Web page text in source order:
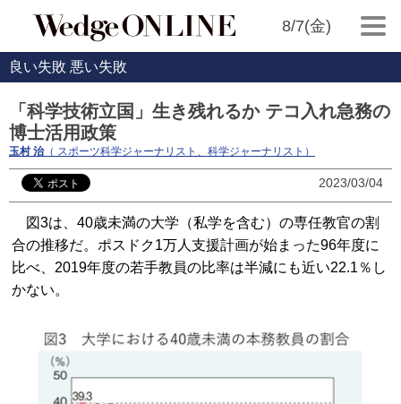
8/7(金)
良い失敗 悪い失敗
「科学技術立国」生き残れるか テコ入れ急務の
博士活用政策
玉村 治（ スポーツ科学ジャーナリスト、科学ジャーナリスト）
2023/03/04
図3は、40歳未満の大学（私学を含む）の専任教官の割
合の推移だ。ポスドク1万人支援計画が始まった96年度に
比べ、2019年度の若手教員の比率は半減にも近い22.1％し
かない。